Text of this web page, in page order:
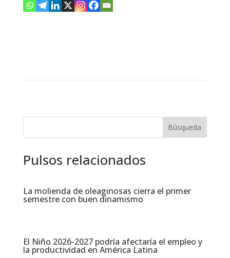
Pulsos relacionados
La molienda de oleaginosas cierra el primer
semestre con buen dinamismo​
El Niño 2026-2027 podría afectaría el empleo y
la productividad en América Latina​